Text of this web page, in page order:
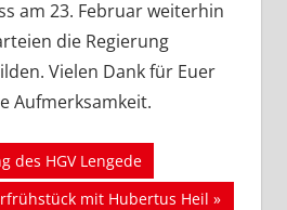
am 23. Februar weiterhin
die Regierung
Vielen Dank für Euer
Aufmerksamkeit.
des HGV Lengede
mit Hubertus Heil